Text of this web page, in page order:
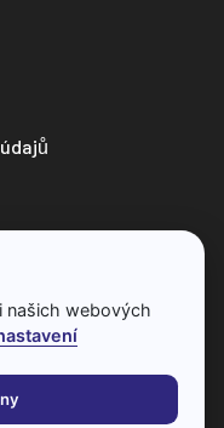
ho nelze jakkoliv
našich webových